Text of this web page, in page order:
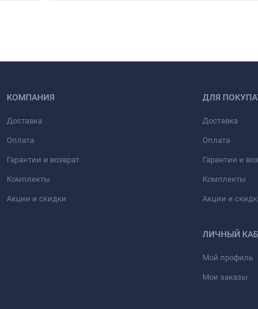
КОМПАНИЯ
Доставка
Оплата
Гарантии и возврат
Комплекты
Акции и скидки
ДЛЯ
Доставка
Оплата
Гарантии и
Комплекты
Акции и
ЛИЧНЫЙ
Мой профиль
Мои заказы